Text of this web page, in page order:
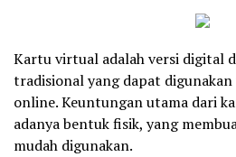
Kartu virtual adalah versi digital
tradisional yang dapat
online. Keuntungan utama dari
adanya bentuk fisik, yang
mudah digunakan.